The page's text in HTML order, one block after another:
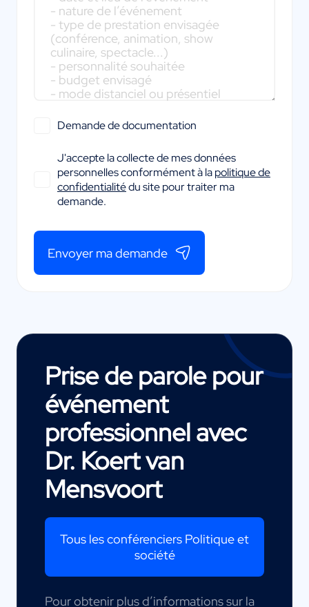
Demande de documentation
J'accepte la collecte de mes données
personnelles conformément à lapolitique de
confidentialitédu site pour traiter ma
demande.
Envoyer ma demande
Prise de parole pour
événement
professionnel avec
Dr. Koert van
Mensvoort
Tous les conférenciers Politique et
société
Pour obtenir plus d’informations sur la